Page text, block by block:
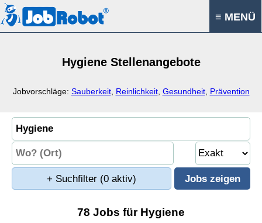
≡ MENÜ
Hygiene Stellenangebote
Jobvorschläge: Sauberkeit, Reinlichkeit, Gesundheit, Prävention
+ Suchfilter (0 aktiv)
78 Jobs für Hygiene